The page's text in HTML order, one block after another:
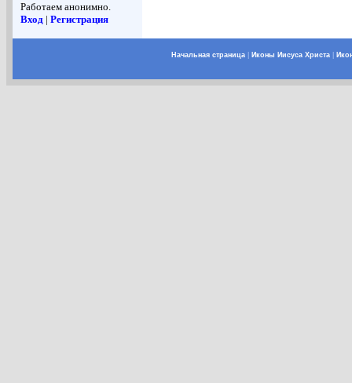
Работаем анонимно.
Вход | Регистрация
Начальная страница| Иконы Иисуса Христа|